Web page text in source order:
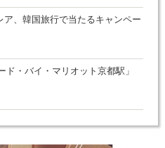
ア、韓国旅行で当たるキャンペー
ド・バイ・マリオット京都駅」